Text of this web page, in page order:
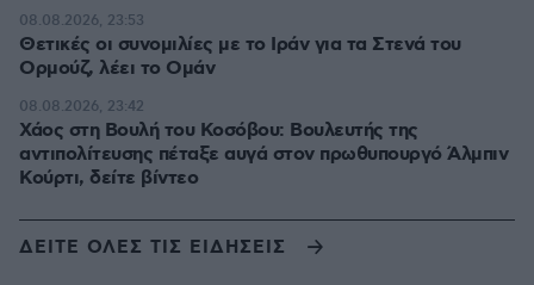
Θετικές οι συνομιλίες με το Ιράν για τα Στενά του
Ορμούζ, λέει το Ομάν
08.08.2026, 23:53
Χάος στη Βουλή του Κοσόβου: Βουλευτής της
αντιπολίτευσης πέταξε αυγά στον πρωθυπουργό Άλμπιν
Κούρτι, δείτε βίντεο
08.08.2026, 23:42
ΔΕΙΤΕ ΟΛΕΣ ΤΙΣ ΕΙΔΗΣΕΙΣ